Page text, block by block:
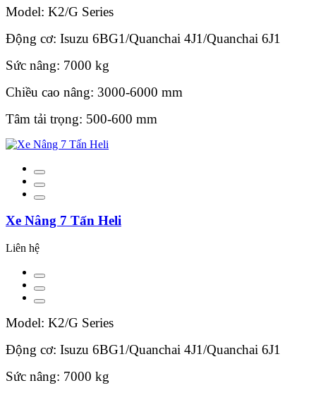
Model: K2/G Series
Động cơ: Isuzu 6BG1/Quanchai 4J1/Quanchai 6J1
Sức nâng: 7000 kg
Chiều cao nâng: 3000-6000 mm
Tâm tải trọng: 500-600 mm
Xe Nâng 7 Tấn Heli
Liên hệ
Model: K2/G Series
Động cơ: Isuzu 6BG1/Quanchai 4J1/Quanchai 6J1
Sức nâng: 7000 kg